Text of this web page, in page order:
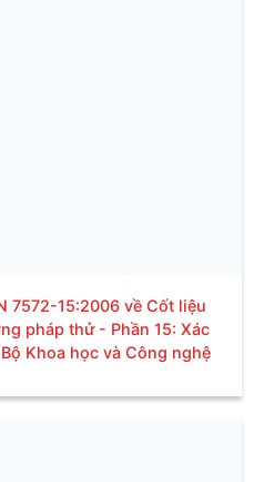
7572-15:2006 về Cốt liệu
pháp thử - Phần 15: Xác
Khoa học và Công nghệ